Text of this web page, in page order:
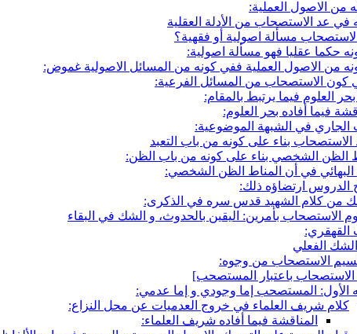
من الاصول العملية:
في عد الاستصحاب من الأدلة العقلية
الاستصحاب مسألة اصولية أو فقهية؟
حكما عقليا فهو مسألة اصولية:
من الاصول العملية ففي كونه من المسائل الاصولية غموض:
كون الاستصحاب من المسائل الفرعية:
العلوم فيما يرتبط بالمقام:
فيما أفاده بحر العلوم:
الجاري في الشبهة الموضوعية:
الاستصحاب بناء على كونه من باب التعبد
الظن الشخصي بناء على كونه من باب الظن:
البهائي في أن المناط الظن الشخصي:
الدروس ارتضاؤه ذلك:
من كلام الشهيد قدس سره في الذكرى:
الاستصحاب بأمرين: اليقين بالحدوث، و الشك في البقاء
القهقري:
الشك الفعلي
الاستصحاب من وجوه:
الأول: المستصحب إما وجودي و إما عدمي:
كلام شريف العلماء في خروج العدميات عن محل النزاع:
المناقشة فيما أفاده شريف العلماء: